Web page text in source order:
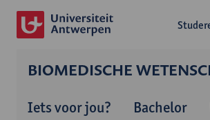
BIOMEDISCHE
Iets voor jou? Bachelor